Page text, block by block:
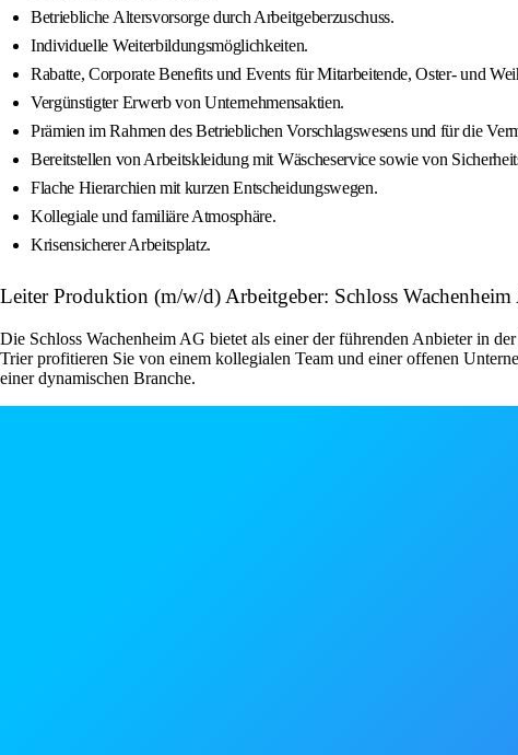
Betriebliche Altersvorsorge durch Arbeitgeberzuschuss.
Individuelle Weiterbildungsmöglichkeiten.
Rabatte, Corporate Benefits und Events für Mitarbeitende, Oster- und
Vergünstigter Erwerb von Unternehmensaktien.
Prämien im Rahmen des Betrieblichen Vorschlagswesens und für die
Bereitstellen von Arbeitskleidung mit Wäscheservice sowie von
Flache Hierarchien mit kurzen Entscheidungswegen.
Kollegiale und familiäre Atmosphäre.
Krisensicherer Arbeitsplatz.
Leiter Produktion (m/w/d) Arbeitgeber: Schloss Wachenheim
Die Schloss Wachenheim AG bietet als einer der führenden Anbieter in
Trier profitieren Sie von einem kollegialen Team und einer offenen
einer dynamischen Branche.